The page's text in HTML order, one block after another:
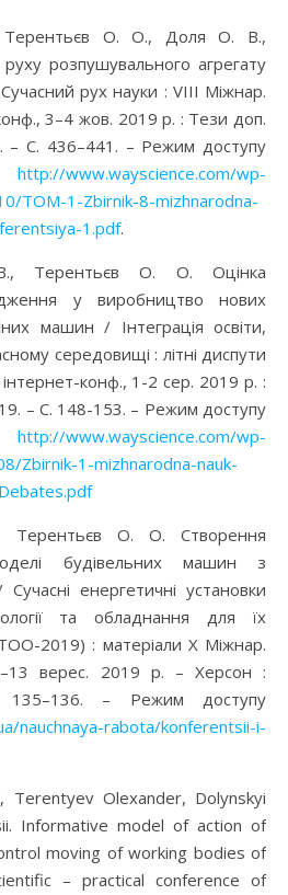
О. О., Доля О. В.,
розпушувального агрегату
рух науки : VIII Міжнар.
3–4 жов. 2019 р. : Тези доп.
– С. 436–441. – Режим доступу
http://www.wayscience.com/wp-
TOM-1-Zbirnik-8-mizhnarodna-
1.pdf.
Терентьєв О. О. Оцінка
у виробництво нових
машин / Інтеграція освіти,
середовищі : літні диспути
конф., 1-2 сер. 2019 р. :
– С. 148-153. – Режим доступу
http://www.wayscience.com/wp-
Zbirnik-1-mizhnarodna-nauk-
О. О. Створення
будівельних машин з
енергетичні установки
та обладнання для їх
2019) : матеріали X Міжнар.
верес. 2019 р. – Херсон :
– Режим доступу
nauchnaya-rabota/konferentsii-i-
Terentyev Olexander, Dolynskyi
Informative model of action of
moving of working bodies of
– practical conference of